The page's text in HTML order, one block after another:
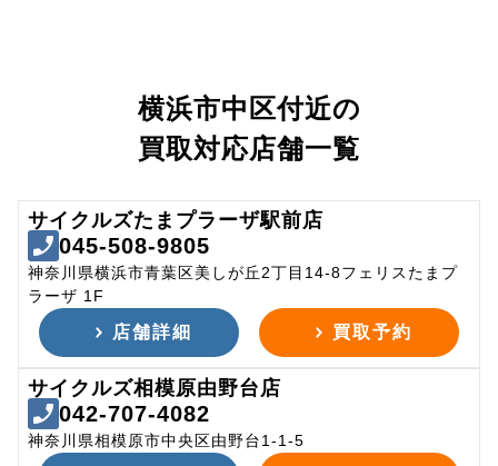
横浜市中区付近の
買取対応店舗一覧
サイクルズたまプラーザ駅前店
045-508-9805
神奈川県横浜市青葉区美しが丘2丁目14-8フェリスたまプ
ラーザ 1F
店舗詳細 買取予約
サイクルズ相模原由野台店
042-707-4082
神奈川県相模原市中央区由野台1-1-5